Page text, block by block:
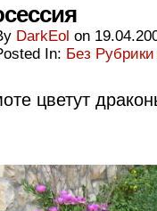
DarkEol on
In: Без Рубрики
цветут